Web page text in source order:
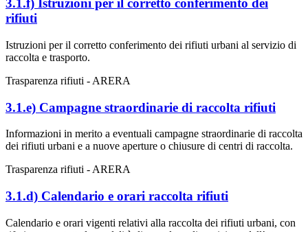
3.1.f) Istruzioni per il corretto conferimento dei
rifiuti
Istruzioni per il corretto conferimento dei rifiuti urbani al servizio di
raccolta e trasporto.
Trasparenza rifiuti - ARERA
3.1.e) Campagne straordinarie di raccolta rifiuti
Informazioni in merito a eventuali campagne straordinarie di raccolta
dei rifiuti urbani e a nuove aperture o chiusure di centri di raccolta.
Trasparenza rifiuti - ARERA
3.1.d) Calendario e orari raccolta rifiuti
Calendario e orari vigenti relativi alla raccolta dei rifiuti urbani, con